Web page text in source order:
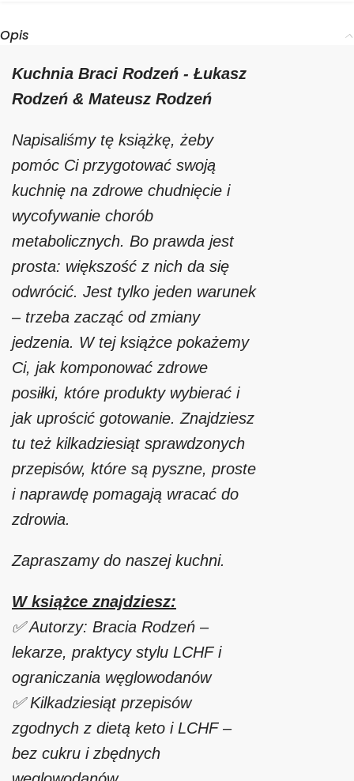
Opis
Kuchnia Braci Rodzeń - Łukasz
Rodzeń & Mateusz Rodzeń
Napisaliśmy tę książkę, żeby
pomóc Ci przygotować swoją
kuchnię na zdrowe chudnięcie i
wycofywanie chorób
metabolicznych. Bo prawda jest
prosta: większość z nich da się
odwrócić. Jest tylko jeden warunek
– trzeba zacząć od zmiany
jedzenia. W tej książce pokażemy
Ci, jak komponować zdrowe
posiłki, które produkty wybierać i
jak uprościć gotowanie. Znajdziesz
tu też kilkadziesiąt sprawdzonych
przepisów, które są pyszne, proste
i naprawdę pomagają wracać do
zdrowia.
Zapraszamy do naszej kuchni.
W książce znajdziesz:
✅ Autorzy: Bracia Rodzeń –
lekarze, praktycy stylu LCHF i
ograniczania węglowodanów
✅ Kilkadziesiąt przepisów
zgodnych z dietą keto i LCHF –
bez cukru i zbędnych